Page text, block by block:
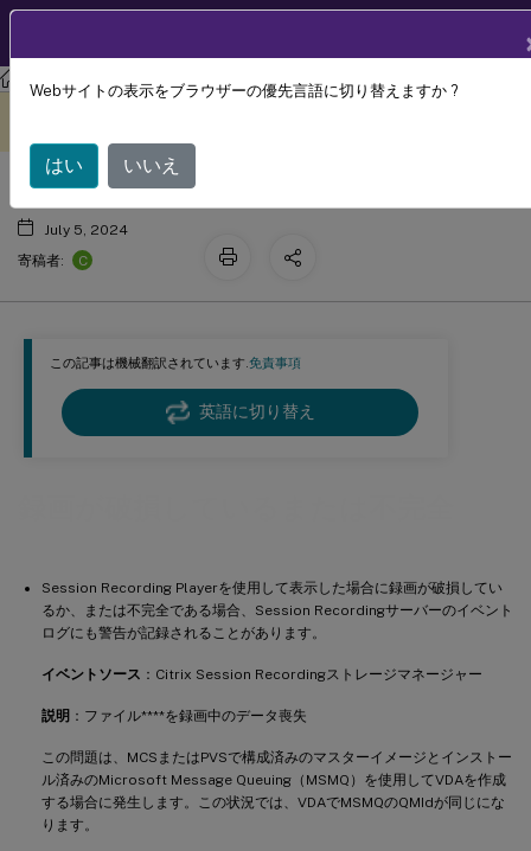
Session Recording Session Recording 2112
この記事は機械翻訳されています.免責事項
英語に切り替え
Session Recording Playerを使用して表示した場合に録画が破損してい
るか、または不完全である場合、Session Recordingサーバーのイベント
ログにも警告が記録されることがあります。
イベントソース ：Citrix Session Recordingストレージマネージャー
説明 ：ファイル****を録画中のデータ喪失
この問題は、MCSまたはPVSで構成済みのマスターイメージとインストー
ル済みのMicrosoft Message Queuing（MSMQ）を使用してVDAを作成
する場合に発生します。この状況では、VDAでMSMQのQMIdが同じにな
ります。
録画が破損しているまたは不完全
July 5, 2024
寄稿者:
C
Webサイトの表示をブラウザーの優先言語に切り替えますか ?
はい いいえ